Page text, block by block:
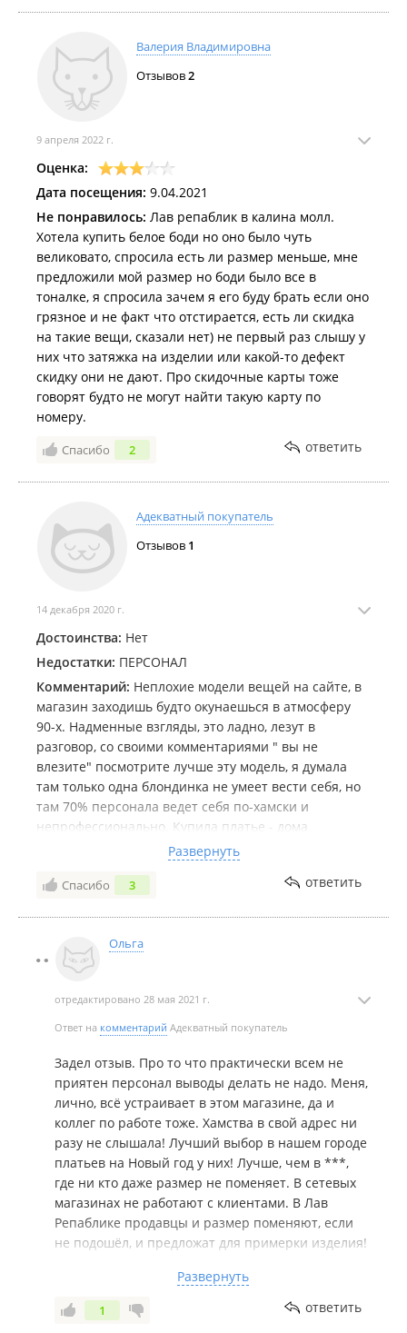
уровне! Спасибо огромное за настроение!!!
Обязательно вернусь еще!
Валерия Владимировна
Отзывов2
9 апреля 2022 г.
Оценка:
Дата посещения: 9.04.2021
Не понравилось: Лав репаблик в калина молл.
Хотела купить белое боди но оно было чуть
великовато, спросила есть ли размер меньше, мне
предложили мой размер но боди было все в
тоналке, я спросила зачем я его буду брать если оно
грязное и не факт что отстирается, есть ли скидка
на такие вещи, сказали нет) не первый раз слышу у
них что затяжка на изделии или какой-то дефект
скидку они не дают. Про скидочные карты тоже
говорят будто не могут найти такую карту по
номеру.
Спасибо 2 ответить
Адекватный покупатель
Отзывов 1
14 декабря 2020 г.
Достоинства: Нет
Недостатки: ПЕРСОНАЛ
Комментарий: Неплохие модели вещей на сайте, в
магазин заходишь будто окунаешься в атмосферу
90-х. Надменные взгляды, это ладно, лезут в
разговор, со своими комментариями " вы не
влезите" посмотрите лучше эту модель, я думала
там только одна блондинка не умеет вести себя, но
там 70% персонала ведет себя по-хамски и
непрофессионально. Купила платье - дома
померила, не село, на следующий день принесла
сдать в магазин(абсолютно новое, не ношенное).
Сколько пришлось выслушать, задача персонала
закону у покупателя есть 14 дней. Сдала вещь,
выслушала от какой то девушки консультанта
если не подошел размер", "а давай еще скидку
сделаю и не сдаешь вещь". Назначили вернуть
определенный день- выслушала так же какую то
лишнюю информацию от старшей смены. ПОЗОР
персоналу, непрофессионально, в ваш магазин
заходить не хочется, я вряд ли в магазине (не с
сайта) что-либо куплю . Я думала я одна, кому
неприятен персонал, но практически все кто к вам
заходит плюются.
Развернуть
Спасибо 3 ответить
Ольга
отредактировано 28 мая 2021 г.
Ответ на комментарий Адекватный покупатель
Задел отзыв. Про то что практически всем не
приятен персонал выводы делать не надо. Меня,
лично, всё устраивает в этом магазине, да и
коллег по работе тоже. Хамства в свой адрес ни
разу не слышала! Лучший выбор в нашем городе
платьев на Новый год у них! Лучше, чем в ***,
где ни кто даже размер не поменяет. В сетевых
магазинах не работают с клиентами. В Лав
Репаблике продавцы и размер поменяют, если
не подошёл, и предложат для примерки изделия!
магазин, такой ответ и получаете. А
примерочные в магазинах одежды для того и
существуют, что бы изделия примерять!!! Ни
Развернуть
1 ответить